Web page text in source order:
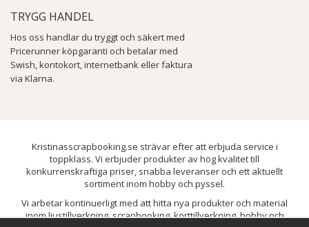
TRYGG HANDEL
Hos oss handlar du tryggt och säkert med
Pricerunner köpgaranti och betalar med
Swish, kontokort, internetbank eller faktura
via Klarna.
Kristinasscrapbooking.se strävar efter att erbjuda service i
toppklass. Vi erbjuder produkter av hög kvalitet till
konkurrenskraftiga priser, snabba leveranser och ett aktuellt
sortiment inom hobby och pyssel.
Vi arbetar kontinuerligt med att hitta nya produkter och material
inom ljustillverkning, scrapbooking, korttillverkning, hobby och